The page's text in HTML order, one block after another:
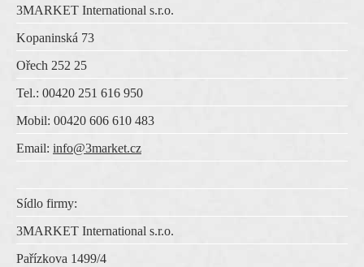
3MARKET International s.r.o.
Kopaninská 73
Ořech 252 25
Tel.: 00420 251 616 950
Mobil: 00420 606 610 483
Email: info@3market.cz
Sídlo firmy:
3MARKET International s.r.o.
Pařízkova 1499/4